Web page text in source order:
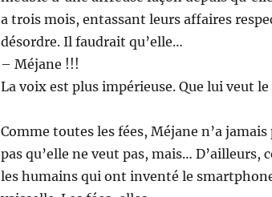
a trois mois, entassant leurs affaires
désordre. Il faudrait qu’elle…
– Méjane !!!
La voix est plus impérieuse. Que lui veut
Comme toutes les fées, Méjane n’a
pas qu’elle ne veut pas, mais… D’ailleurs,
les humains qui ont inventé le